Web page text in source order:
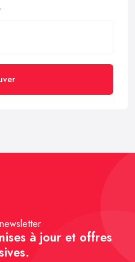
à jour et offres